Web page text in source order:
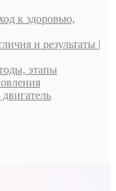
к здоровью,
и результаты |
этапы